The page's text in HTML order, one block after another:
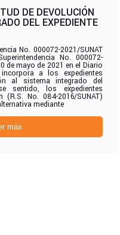
DE DEVOLUCIÓN
DEL EXPEDIENTE
No. 000072-2021/SUNAT
No. 000072-
de mayo de 2021 en el Diario
a los expedientes
al sistema integrado del
sentido, los expedientes
No. 084-2016/SUNAT)
mediante
más